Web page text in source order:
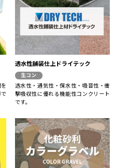
透水性舗装仕上ドライテック
生コン
透水性・通気性・保水性・吸音性・衝
撃吸収性に優れる機能性コンクリート
です。